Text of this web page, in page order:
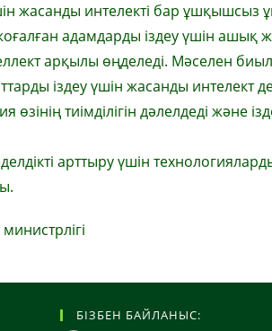
жасанды интелекті бар ұшқышсыз
адамдарды іздеу үшін ашық
арқылы өңделеді. Мәселен
іздеу үшін жасанды интелект
өзінің тиімділігін дәлелдеді және
арттыру үшін
БІЗБЕН БАЙЛАНЫС: